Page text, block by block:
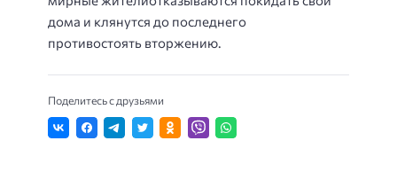
дома и клянутся до последнего
противостоять вторжению.
Поделитесь с друзьями